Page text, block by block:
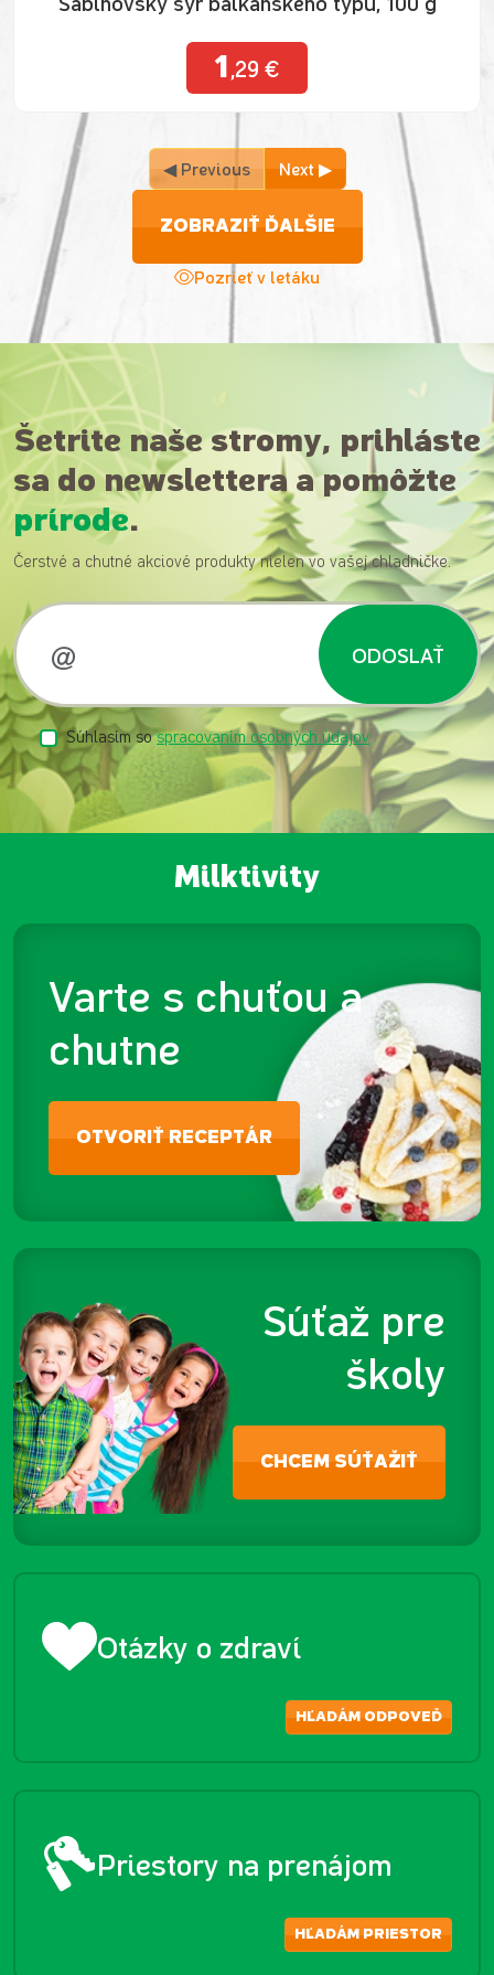
1 ,29 €
◀ Previous Next ▶
ZOBRAZIŤ ĎALŠIE
Pozrieť v letáku
Šetrite naše stromy, prihláste
sa do newslettera a pomôžte
prírode.
Čerstvé a chutné akciové produkty nielen vo vašej chladničke.
ODOSLAŤ
Súhlasím sospracovaním osobných údajov
Milktivity
Varte s chuťou a
chutne
OTVORIŤ RECEPTÁR
Súťaž pre
školy
CHCEM SÚŤAŽIŤ
Otázky o zdraví
HĽADÁM ODPOVEĎ
Priestory na prenájom
HĽADÁM PRIESTOR